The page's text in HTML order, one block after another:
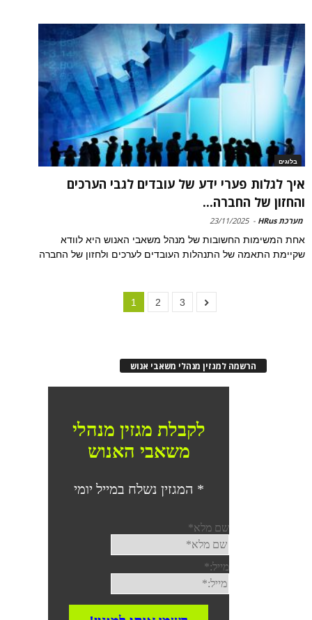
בלוגים
איך לגלות פערי ידע של עובדים לגבי הערכים
והחזון של החברה...
מערכת HRus -
23/11/2025
אחת המשימות החשובות של מנהל משאבי האנוש היא לוודא
שקיימת התאמה של התנהלות העובדים לערכים ולחזון של החברה
1 2 3
הרשמה למגזין מנהלי משאבי אנוש